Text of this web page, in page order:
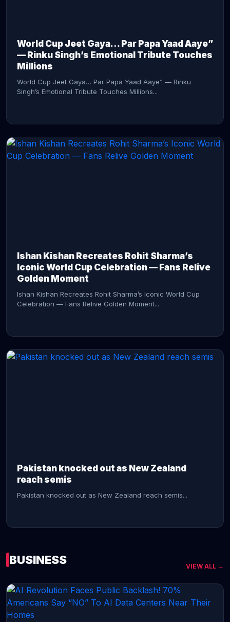
World Cup Jeet Gaya… Par Papa Yaad Aaye”
— Rinku Singh’s Emotional Tribute Touches
Millions
World Cup Jeet Gaya… Par Papa Yaad Aaye” — Rinku
Singh’s Emotional Tribute Touches Millions...
Ishan Kishan Recreates Rohit Sharma’s
Iconic World Cup Celebration — Fans Relive
Golden Moment
Ishan Kishan Recreates Rohit Sharma’s Iconic World Cup
Celebration — Fans Relive Golden Moment...
Pakistan knocked out as New Zealand
reach semis
Pakistan knocked out as New Zealand reach semis...
CONTINUE READING →
BUSINESS VIEW ALL →